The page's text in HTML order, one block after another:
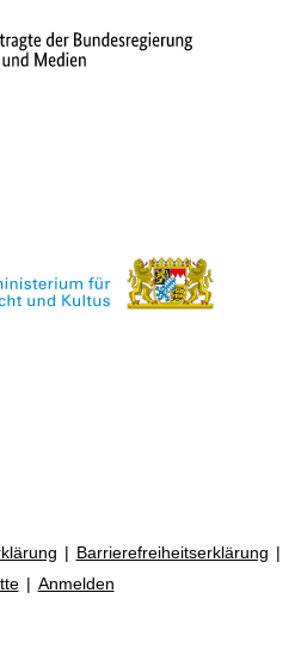
Barrierefreiheitserklärung
Anmelden